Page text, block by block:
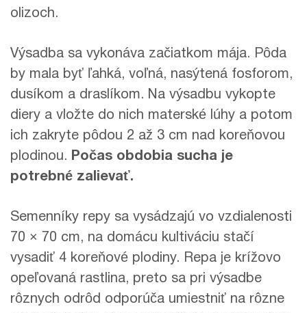
olizoch.
Výsadba sa vykonáva začiatkom mája. Pôda
by mala byť ľahká, voľná, nasýtená fosforom,
dusíkom a draslíkom. Na výsadbu vykopte
diery a vložte do nich materské lúhy a potom
ich zakryte pôdou 2 až 3 cm nad koreňovou
plodinou. Počas obdobia sucha je
potrebné zalievať.
Semenníky repy sa vysádzajú vo vzdialenosti
70 × 70 cm, na domácu kultiváciu stačí
vysadiť 4 koreňové plodiny. Repa je krížovo
opeľovaná rastlina, preto sa pri výsadbe
rôznych odrôd odporúča umiestniť na rôzne